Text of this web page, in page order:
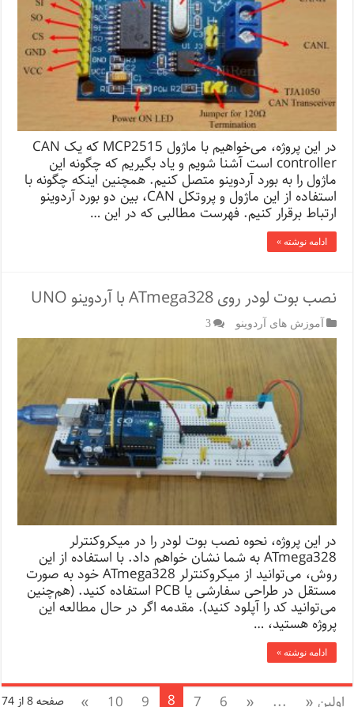
در این پروژه، می‌خواهیم با ماژول MCP2515 که یک CAN
controller است آشنا شویم و یاد بگیریم که چگونه این
ماژول را به بورد آردوینو متصل کنیم. همچنین اینکه چگونه با
استفاده از این ماژول و پروتکل CAN، بین دو بورد آردوینو
ارتباط برقرار کنیم. فهرست مطالبی که در این …
ادامه نوشته »
نصب بوت لودر روی ATmega328 با آردوینو UNO
آموزش های آردوینو 3
در این پروژه، نحوه نصب بوت لودر را در میکروکنترلر
ATmega328 به شما نشان خواهم داد. با استفاده از این
روش، می‌توانید از میکروکنترلر ATmega328 خود به صورت
مستقل در طراحی سفارشی یا PCB استفاده کنید. (هم‌چنین
می‌توانید کد را آپلود کنید). مقدمه اگر در حال مطالعه این
پروژه هستید، …
ادامه نوشته »
صفحه 8 از 74 8